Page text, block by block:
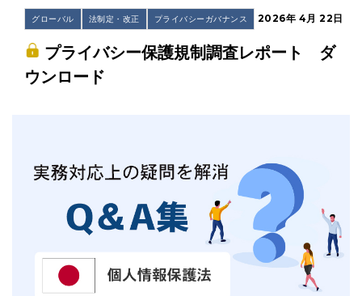
グローバル 法制定・改正 プライバシーガバナンス 2026年 4月 22日
プライバシー保護規制調査レポート ダ
ウンロード